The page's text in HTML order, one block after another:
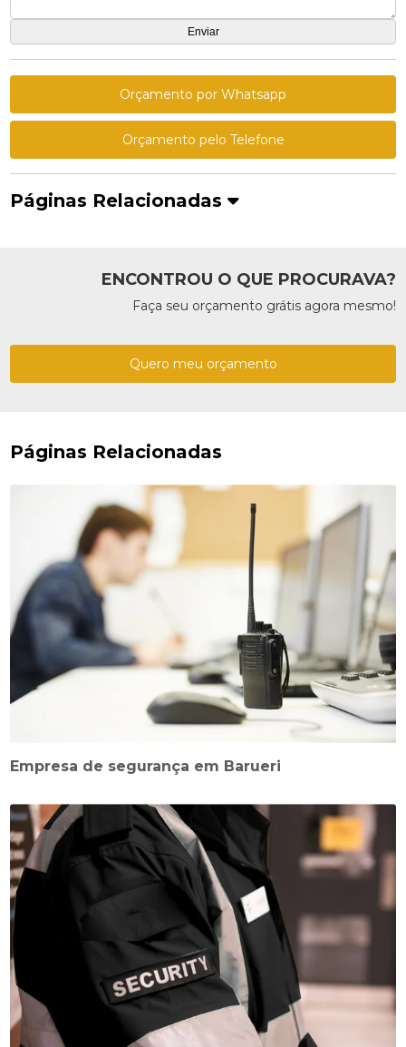
Orçamento por Whatsapp
Orçamento pelo Telefone
Páginas Relacionadas
ENCONTROU O QUE PROCURAVA?
Faça seu orçamento grátis agora mesmo!
Quero meu orçamento
Páginas Relacionadas
Empresa de segurança em Barueri